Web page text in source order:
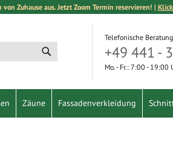
Zuhause aus. Jetzt Zoom Termin reservieren! |
Telefonische
+49 441 -
Mo. - Fr.: 7:00 - 19:00
Zäune Fassadenverkleidung